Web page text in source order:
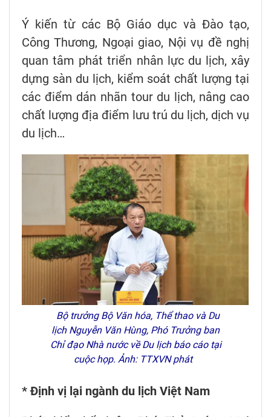
Ý kiến từ các Bộ Giáo dục và Đào tạo,
Công Thương, Ngoại giao, Nội vụ đề nghị
quan tâm phát triển nhân lực du lịch, xây
dựng sàn du lịch, kiểm soát chất lượng tại
các điểm dán nhãn tour du lịch, nâng cao
chất lượng địa điểm lưu trú du lịch, dịch vụ
du lịch…
Bộ trưởng Bộ Văn hóa, Thể thao và Du
lịch Nguyễn Văn Hùng, Phó Trưởng ban
Chỉ đạo Nhà nước về Du lịch báo cáo tại
cuộc họp. Ảnh: TTXVN phát
* Định vị lại ngành du lịch Việt Nam